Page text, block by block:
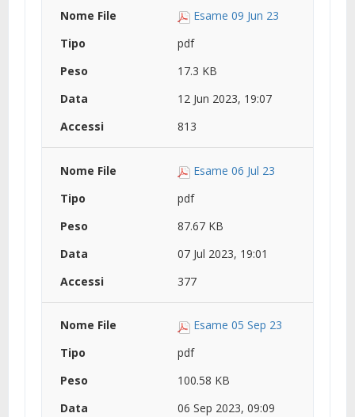
Esame 09 Jun 23
pdf
17.3 KB
12 Jun 2023, 19:07
813
Esame 06 Jul 23
pdf
87.67 KB
07 Jul 2023, 19:01
377
Esame 05 Sep 23
pdf
100.58 KB
06 Sep 2023, 09:09